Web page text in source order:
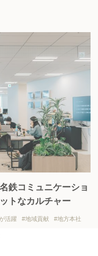
鉄コミュニケーショ
トなカルチャー
活躍 地域貢献 地方本社